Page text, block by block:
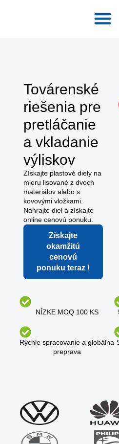
Továrenské
riešenia pre
pretláčanie
a vkladanie
výliskov
Získajte plastové diely na
mieru lisované z dvoch
materiálov alebo s
kovovými vložkami.
Nahrajte diel a získajte
online cenovú ponuku.
Získajte
okamžitú
cenovú
ponuku teraz !
NÍZKE MOQ 100 KS
Rýchle spracovanie a globálna
preprava